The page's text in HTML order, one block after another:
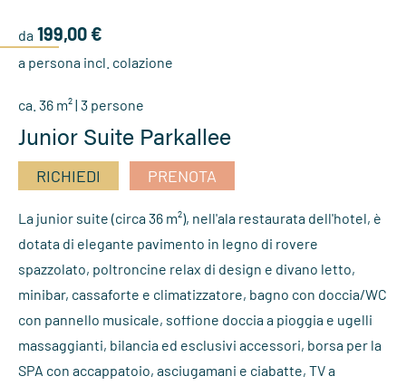
da 199,00 €
a persona incl. colazione
ca. 36 m² | 3 persone
Junior Suite Parkallee
RICHIEDI PRENOTA
La junior suite (circa 36 m²), nell'ala restaurata dell'hotel, è
dotata di elegante pavimento in legno di rovere
spazzolato, poltroncine relax di design e divano letto,
minibar, cassaforte e climatizzatore, bagno con doccia/WC
con pannello musicale, soffione doccia a pioggia e ugelli
massaggianti, bilancia ed esclusivi accessori, borsa per la
SPA con accappatoio, asciugamani e ciabatte, TV a